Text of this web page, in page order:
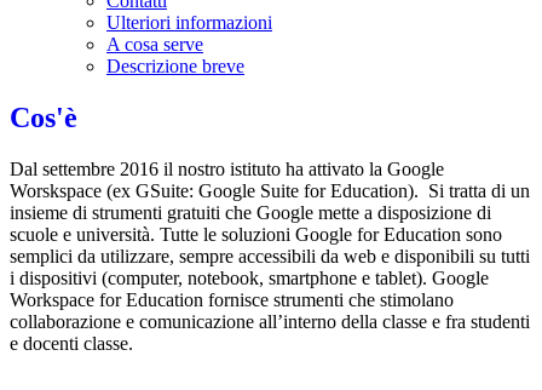
Ulteriori informazioni
A cosa serve
Descrizione breve
Cos'è
Dal settembre 2016 il nostro istituto ha attivato la Google
Worskspace (ex GSuite: Google Suite for Education). Si tratta di un
insieme di strumenti gratuiti che Google mette a disposizione di
scuole e università. Tutte le soluzioni Google for Education sono
semplici da utilizzare, sempre accessibili da web e disponibili su tutti
i dispositivi (computer, notebook, smartphone e tablet). Google
Workspace for Education fornisce strumenti che stimolano
collaborazione e comunicazione all’interno della classe e fra studenti
e docenti classe.